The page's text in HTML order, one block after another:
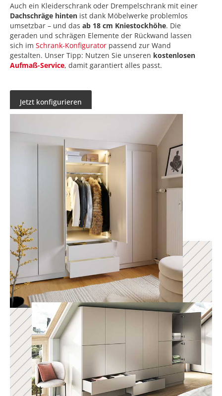
Auch ein Kleiderschrank oder Drempelschrank mit einer
Dachschräge hinten ist dank Möbelwerke problemlos
umsetzbar – und das ab 18 cm Kniestockhöhe. Die
geraden und schrägen Elemente der Rückwand lassen
sich im Schrank-Konfigurator passend zur Wand
gestalten. Unser Tipp: Nutzen Sie unseren kostenlosen
Aufmaß-Service, damit garantiert alles passt.
Jetzt konfigurieren